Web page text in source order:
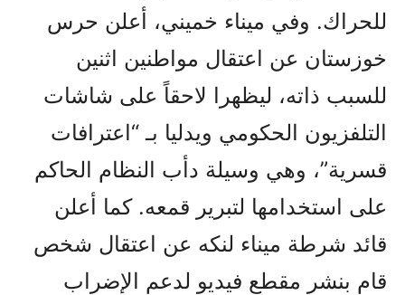
للحراك. وفي ميناء خميني، أعلن حرس
خوزستان عن اعتقال مواطنين اثنين
للسبب ذاته، ليظهرا لاحقاً على شاشات
التلفزيون الحكومي ويدليا بـ “اعترافات
قسرية”، وهي وسيلة دأب النظام الحاكم
على استخدامها لتبرير قمعه. كما أعلن
قائد شرطة ميناء لنکه عن اعتقال شخص
قام بنشر مقطع فيديو لدعم الإضراب